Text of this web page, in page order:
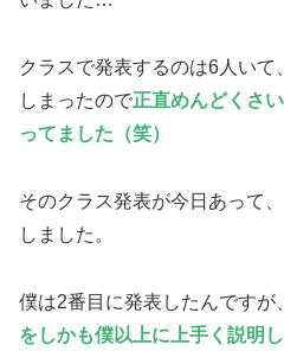
クラスで発表するのは6人いて
しまったので正直めんどくさ
ってました（笑）
そのクラス発表が今日あって
しました。
僕は2番目に発表したんですが
をしかも僕以上に上手く説明